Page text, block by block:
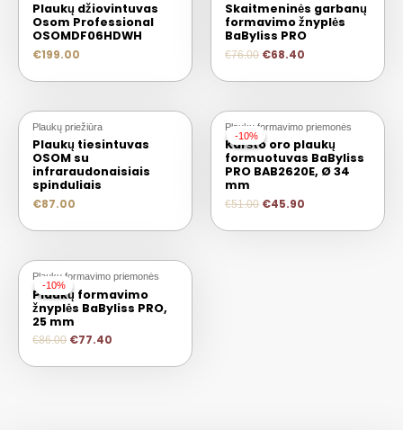
Plaukų džiovintuvas
Osom Professional
OSOMDF06HDWH
€199.00
Skaitmeninės garbanų
formavimo žnyplės
BaByliss PRO
€76.00 €68.40
Plaukų priežiūra
Plaukų tiesintuvas
OSOM su
infraraudonaisiais
spinduliais
€87.00
-10%
-10%
Plaukų formavimo priemonės
Karšto oro plaukų
formuotuvas BaByliss
PRO BAB2620E, Ø 34
mm
€51.00 €45.90
-10%
-10%
Plaukų formavimo priemonės
Plaukų formavimo
žnyplės BaByliss PRO,
25 mm
€86.00 €77.40